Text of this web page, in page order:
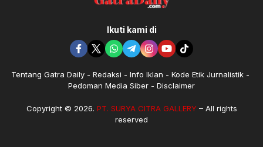
Ikuti kami di
Tentang Gatra Daily Redaksi Info Iklan
Kode Etik Jurnalistik
Pedoman Media Siber
Disclaimer
Copyright © 2026. PT. SURYA CITRA GALLERY– All rights
reserved